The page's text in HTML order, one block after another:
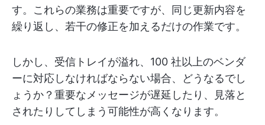
す。これらの業務は重要ですが、同じ更新内容を
繰り返し、若干の修正を加えるだけの作業です。
しかし、受信トレイが溢れ、100 社以上のベンダ
ーに対応しなければならない場合、どうなるでし
ょうか？重要なメッセージが遅延したり、見落と
されたりしてしまう可能性が高くなります。